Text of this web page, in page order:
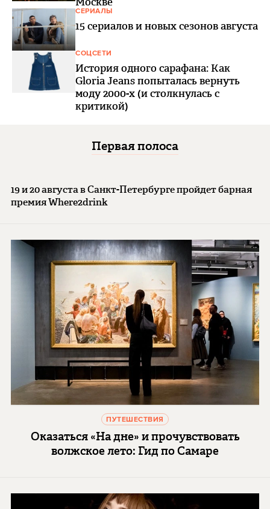
СЕРИАЛЫ
15 сериалов и новых сезонов августа
СОЦСЕТИ
История одного сарафана: Как
Gloria Jeans попыталась вернуть
моду 2000-х (и столкнулась с
критикой)
Первая полоса
19 и 20 августа в Санкт-Петербурге пройдет барная
премия Where2drink
ПУТЕШЕСТВИЯ
Оказаться «На дне» и прочувствовать
волжское лето: Гид по Самаре